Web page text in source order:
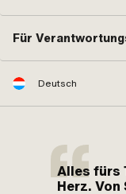
Für
Deutsch
Alles fürs
Herz. Von